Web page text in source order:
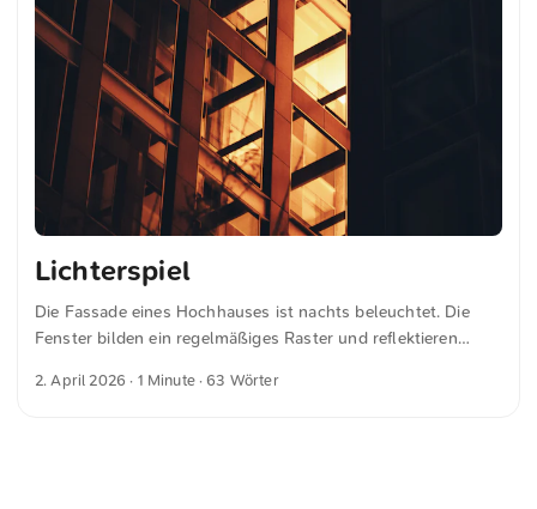
Lichterspiel
Die Fassade eines Hochhauses ist nachts beleuchtet. Die
Fenster bilden ein regelmäßiges Raster und reflektieren
heben sich deutlich vom dunklen Hintergrund ab. Das
2. April 2026 · 1 Minute · 63 Wörter